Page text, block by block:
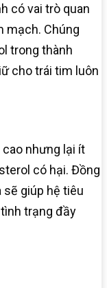
có vai trò quan
mạch. Chúng
trong thành
cho trái tim luôn
nhưng lại ít
có hại. Đồng
giúp hệ tiêu
trạng đầy